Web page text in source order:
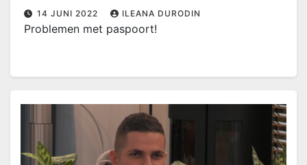
14 JUNI 2022 ILEANA DURODIN
Problemen met paspoort!